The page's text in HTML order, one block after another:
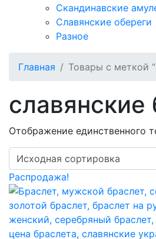
Скандинавские
Славянские обереги
Разное
Главная Товары с меткой
славянские
Отображение единственного
Распродажа!